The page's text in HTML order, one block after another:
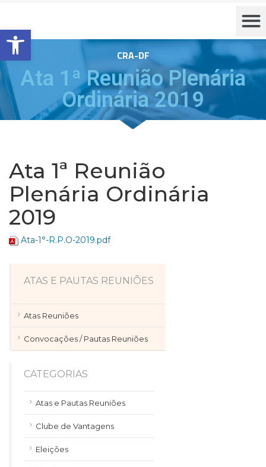
Barra de Ferramentas Aberta
CRA-DF
Ata 1ª Reunião Plenária
Ordinária 2019
Ata 1ª Reunião
Plenária Ordinária
2019
Ata-1°-R.P.O-2019.pdf
ATAS E PAUTAS REUNIÕES
Atas Reuniões
Convocações / Pautas Reuniões
CATEGORIAS
Atas e Pautas Reuniões
Clube de Vantagens
Eleições